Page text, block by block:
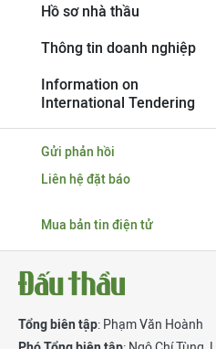
Hồ sơ nhà thầu
Thông tin doanh nghiệp
Information on
International Tendering
Gửi phản hồi
Liên hệ đặt báo
Mua bản tin điện tử
Tổng biên tập: Phạm Văn Hoành